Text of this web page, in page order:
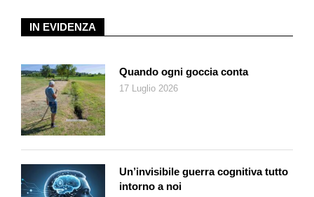
Così si spiega quel che già detto: la cosa bella di Bolton è che
IN EVIDENZA
Quando ogni goccia conta
17 Luglio 2026
Un’invisibile guerra cognitiva tutto
intorno a noi